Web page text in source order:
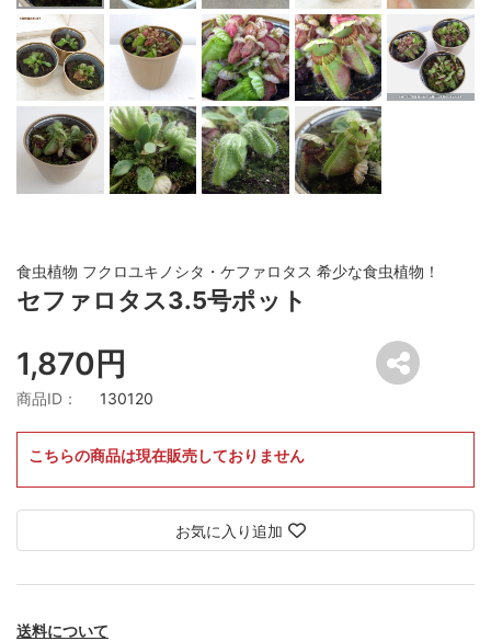
食虫植物 フクロユキノシタ・ケファロタス 希少な食虫植物！
セファロタス3.5号ポット
1,870円
商品ID： 130120
こちらの商品は現在販売しておりません
お気に入り追加
送料について